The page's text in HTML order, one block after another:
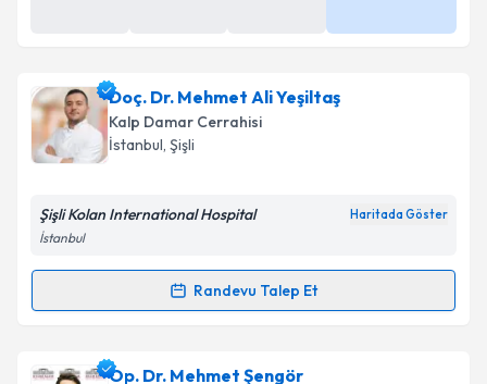
Doç. Dr. Mehmet Ali Yeşiltaş
Kalp Damar Cerrahisi
İstanbul, Şişli
Şişli Kolan International Hospital Haritada Göster
İstanbul
Randevu Talep Et
Randevu Takvimi Talebi
Doç. Dr. Mehmet Ali Yeşiltaşiçin randevu takvimi
Op. Dr. Mehmet Şengör